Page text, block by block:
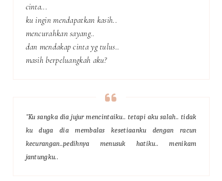
cinta...
ku ingin mendapatkan kasih..
mencurahkan sayang..
dan mendakap cinta yg tulus..
masih berpeluangkah aku?
"Ku sangka dia jujur mencintaiku.. tetapi aku salah.. tidak
ku duga dia membalas kesetiaanku dengan racun
kecurangan..pedihnya menusuk hatiku.. menikam
jantungku..